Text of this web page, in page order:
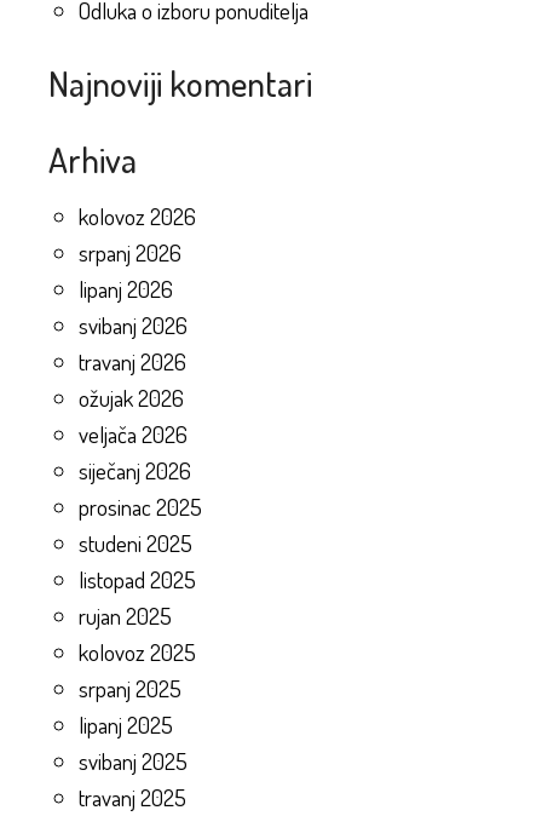
Odluka o izboru ponuditelja
Najnoviji komentari
Arhiva
kolovoz 2026
srpanj 2026
lipanj 2026
svibanj 2026
travanj 2026
ožujak 2026
veljača 2026
siječanj 2026
prosinac 2025
studeni 2025
listopad 2025
rujan 2025
kolovoz 2025
srpanj 2025
lipanj 2025
svibanj 2025
travanj 2025